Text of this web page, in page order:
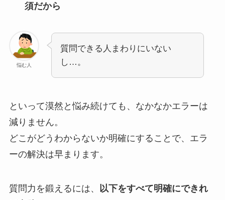
須だから
悩む人
質問できる人まわりにいない
し…。
といって漠然と悩み続けても、なかなかエラーは
減りません。
どこがどうわからないか明確にすることで、エラ
ーの解決は早まります。
質問力を鍛えるには、
以下をすべて明確にできれ